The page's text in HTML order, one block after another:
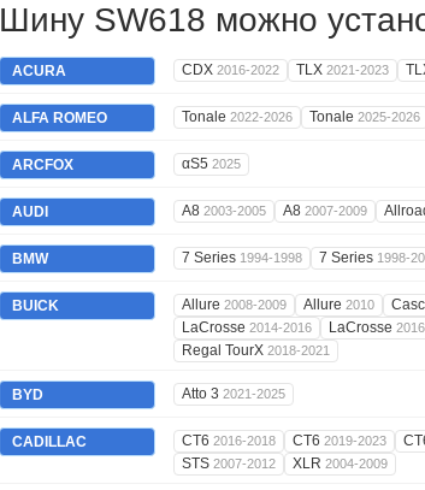
Шину SW618 можно
ACURA CDX 2016-2022 TLX 2021-2023
ALFA ROMEO Tonale 2022-2026 Tonale 2025-2026
ARCFOX αS5 2025
AUDI A8 2003-2005 A8 2007-2009
BMW 7 Series 1994-1998 7 Series 1998-
BUICK Allure 2008-2009 Allure 2010
LaCrosse 2014-2016 LaCrosse
Regal TourX 2018-2021
BYD Atto 3 2021-2025
CADILLAC CT6 2016-2018 CT6 2019-2023
STS 2007-2012 XLR 2004-2009